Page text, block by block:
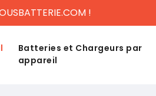
!
Batteries et Chargeurs par
appareil